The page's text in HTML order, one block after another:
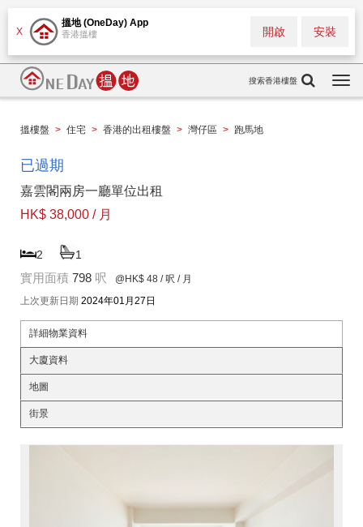
X
搵地 (OneDay) App
香港搵樓 安裝
開啟
搜索香港樓盤
搵樓盤 > 住宅 > 香港的出租樓盤 > 灣仔區 > 跑馬地
已過期
嘉雲閣兩房一廳單位出租
HK$ 38,000 / 月
2 1
實用面積 798 呎 @HK$ 48 / 呎 / 月
上次更新日期 2024年01月27日
詳細物業資料
大廈資料
地圖
街景